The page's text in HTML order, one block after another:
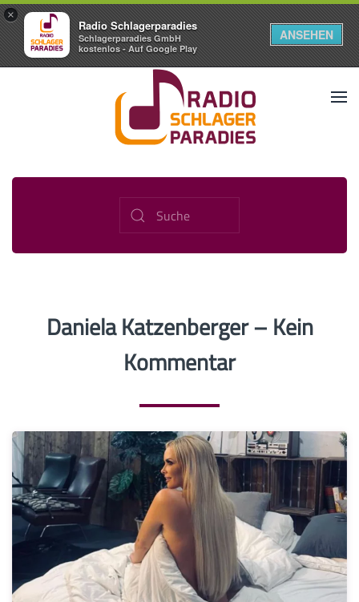
×
Radio Schlagerparadies
Schlagerparadies GmbH
kostenlos - Auf Google Play
ANSEHEN
Daniela Katzenberger – Kein
Kommentar